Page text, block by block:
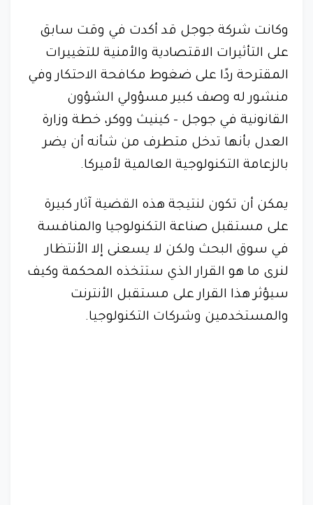
وكانت شركة جوجل قد أكدت في وقت سابق
على التأثيرات الاقتصادية والأمنية للتغييرات
المقترحة ردًا على ضغوط مكافحة الاحتكار وفي
منشور له وصف كبير مسؤولي الشؤون
القانونية في جوجل - كينيث ووكر، خطة وزارة
العدل بأنها تدخل متطرف من شأنه أن يضر
بالزعامة التكنولوجية العالمية لأميركا.
يمكن أن تكون لنتيجة هذه القضية آثار كبيرة
على مستقبل صناعة التكنولوجيا والمنافسة
في سوق البحث ولكن لا يسعنى إلا الأنتظار
لنرى ما هو القرار الذي ستتخذه المحكمة وكيف
سيؤثر هذا القرار على مستقبل الأنترنت
والمستخدمين وشركات التكنولوجيا.